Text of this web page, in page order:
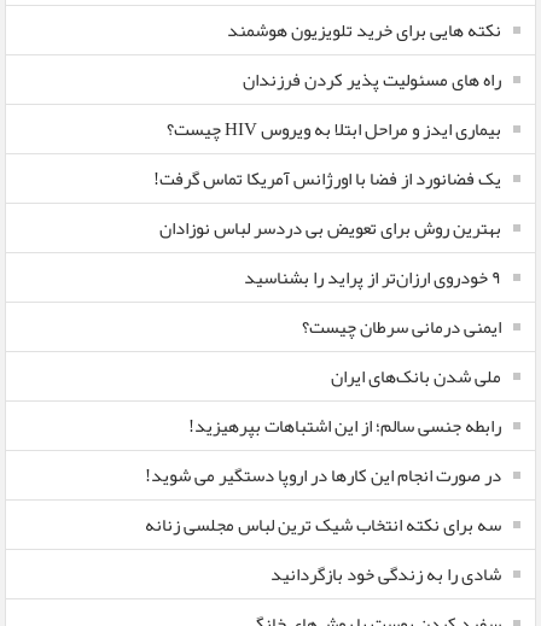
نکته هایی برای خرید تلویزیون هوشمند
راه های مسئولیت پذیر کردن فرزندان
بیماری ایدز و مراحل ابتلا به ویروس HIV چیست؟
یک فضانورد از فضا با اورژانس آمریکا تماس گرفت!
بهترین روش برای تعویض بی دردسر لباس نوزادان
٩ خودروی ارزان‌تر از پراید را بشناسید
ایمنی درمانی سرطان چیست؟
ملی شدن بانک‌های ایران
رابطه جنسی سالم؛ از این اشتباهات بپرهیزید!
در صورت انجام این کارها در اروپا دستگیر می شوید!
سه برای نکته انتخاب شیک ترین لباس مجلسی زنانه
شادی را به زندگی خود بازگردانید